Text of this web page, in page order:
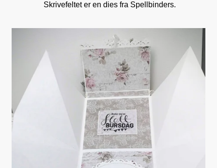
Skrivefeltet er en dies fra Spellbinders.